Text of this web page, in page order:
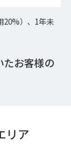
20%）、1年未
たお客様の
リア